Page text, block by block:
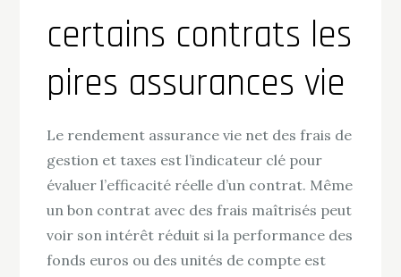
certains contrats les
pires assurances vie
Le rendement assurance vie net des frais de
gestion et taxes est l’indicateur clé pour
évaluer l’efficacité réelle d’un contrat. Même
un bon contrat avec des frais maîtrisés peut
voir son intérêt réduit si la performance des
fonds euros ou des unités de compte est